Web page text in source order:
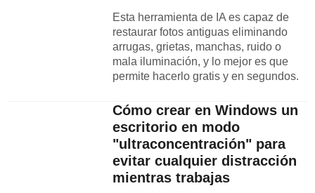
Esta herramienta de IA es capaz de
restaurar fotos antiguas eliminando
arrugas, grietas, manchas, ruido o
mala iluminación, y lo mejor es que
permite hacerlo gratis y en segundos.
Cómo crear en Windows un
escritorio en modo
"ultraconcentración" para
evitar cualquier distracción
mientras trabajas